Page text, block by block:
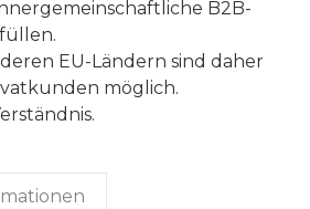
B2B-
EU-Ländern sind daher
möglich.